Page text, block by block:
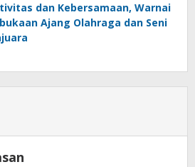
dan Kebersamaan, Warnai
Ajang Olahraga dan Seni